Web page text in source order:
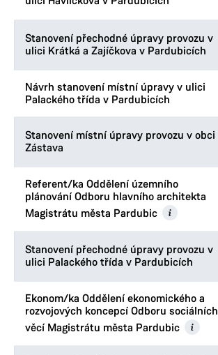
Stanovení přechodné úpravy provozu v
ulici Krátká a Zajíčkova v Pardubicích
Návrh stanovení místní úpravy v ulici
Palackého třída v Pardubicích
Stanovení místní úpravy provozu v obci
Zástava
Referent/ka Oddělení územního
plánování Odboru hlavního architekta
Magistrátu města Pardubic
Stanovení přechodné úpravy provozu v
ulici Palackého třída v Pardubicích
Ekonom/ka Oddělení ekonomického a
rozvojových koncepcí Odboru sociálních
věcí Magistrátu města Pardubic